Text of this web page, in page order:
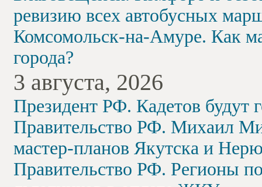
ревизию всех автобусных
Комсомольск-на-Амуре. Как
города?
3 августа, 2026
Президент РФ. Кадетов будут
Правительство РФ. Михаил
мастер-планов Якутска и
Правительство РФ. Регионы